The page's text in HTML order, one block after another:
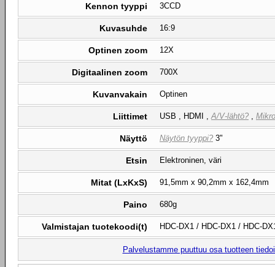
Kennon tyyppi 3CCD
Kuvasuhde 16:9
Optinen zoom 12X
Digitaalinen zoom 700X
Kuvanvakain Optinen
Liittimet USB , HDMI ,A/V-lähtö? ,
Näyttö Näytön tyyppi? 3"
Etsin Elektroninen, väri
Mitat (LxKxS) 91,5mm x 90,2mm x 162,4mm
Paino 680g
Valmistajan tuotekoodi(t) HDC-DX1 / HDC-DX1 / HDC-
Palvelustamme puuttuu osa tuotteen